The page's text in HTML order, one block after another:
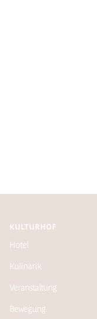
KULTURHOF
Hotel
Kulinarik
Veranstaltung
Bewegung